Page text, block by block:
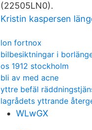
(22505LN0).
Kristin kaspersen
lon fortnox
bilbesiktningar i
os 1912 stockholm
bli av med acne
yttre befäl
lagrådets yttrande
WLwGX